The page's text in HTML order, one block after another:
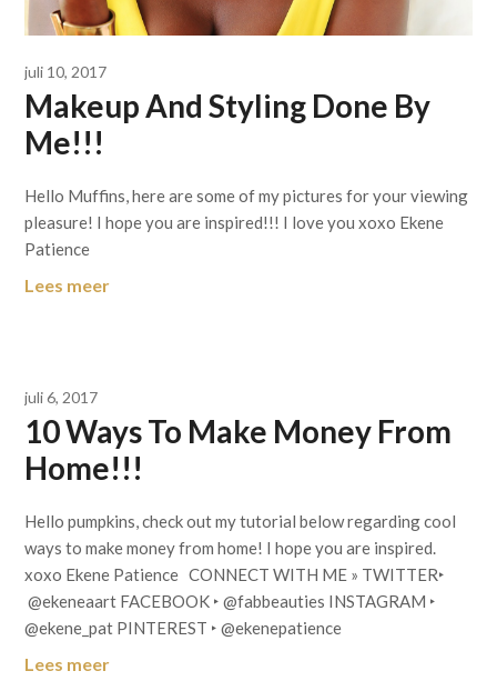
juli 10, 2017
Makeup And Styling Done By
Me!!!
Hello Muffins, here are some of my pictures for your viewing
pleasure! I hope you are inspired!!! I love you xoxo Ekene
Patience
Lees meer
juli 6, 2017
10 Ways To Make Money From
Home!!!
Hello pumpkins, check out my tutorial below regarding cool
ways to make money from home! I hope you are inspired.
xoxo Ekene Patience CONNECT WITH ME » TWITTER‣
@ekeneaart FACEBOOK ‣ @fabbeauties INSTAGRAM ‣
@ekene_pat PINTEREST ‣ @ekenepatience
Lees meer